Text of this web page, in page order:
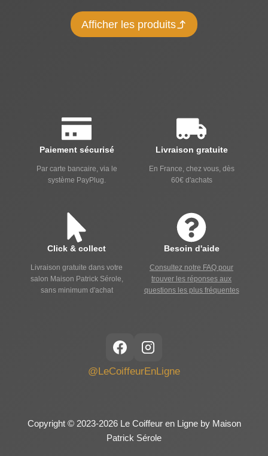
Afficher les produits
Paiement sécurisé
Par carte bancaire, via le
système PayPlug.
Livraison gratuite
En France, chez vous, dès
60€ d'achats
Click & collect
Livraison gratuite dans votre
salon Maison Patrick Sérole,
sans minimum d'achat
Besoin d'aide
Consultez notre FAQ pour
trouver les réponses aux
questions les plus fréquentes
@LeCoiffeurEnLigne
Copyright © 2023-2026 Le Coiffeur en Ligne by Maison
Patrick Sérole